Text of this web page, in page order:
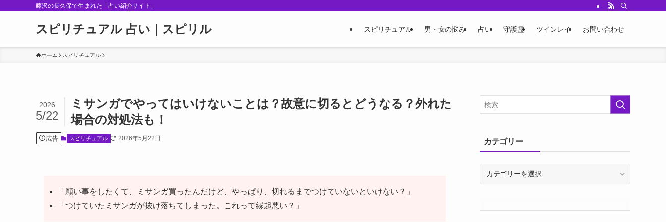
藤沢の長久保で生まれた「占い紹介サイト」
スピリチュアル 占い｜スピリル スピリチュアル 男・女の悩み 占い 守護霊 ツインレイ お問い合わせ
ホーム スピリチュアル
ミサンガでやってはいけないことは？故意に切るとどうなる？外れた
場合の対処法も！
2026
5/22
広告 スピリチュアル 2026年5月22日
「願い事をしたくて、ミサンガ買ったんだけど、やっぱり、切れるまでつけていないといけない？」
「つけていたミサンガが抜け落ちてしまった。これって縁起悪い？」
カテゴリー
リ
ー